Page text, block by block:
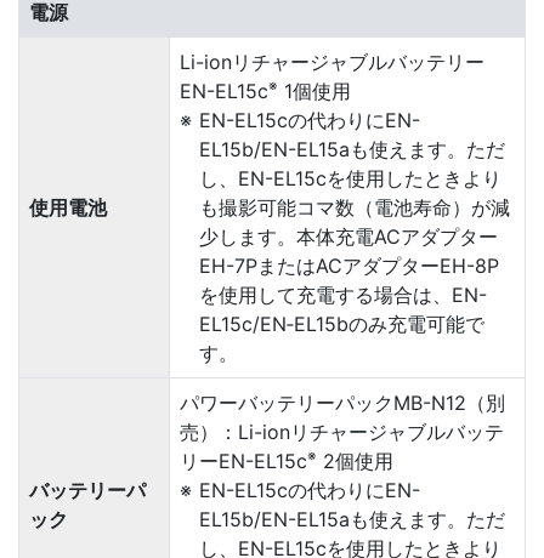
電源
使用電池
Li-ionリチャージャブルバッテリー
EN-EL15c※ 1個使用
EN-EL15cの代わりにEN-
EL15b/EN-EL15aも使えます。ただ
し、EN-EL15cを使用したときより
も撮影可能コマ数（電池寿命）が減
少します。本体充電ACアダプター
EH-7PまたはACアダプターEH-8P
を使用して充電する場合は、EN-
EL15c/EN‑EL15bのみ充電可能で
す。
バッテリーパ
ック
パワーバッテリーパックMB-N12（別
売）：Li-ionリチャージャブルバッテ
リーEN-EL15c※ 2個使用
EN-EL15cの代わりにEN-
EL15b/EN-EL15aも使えます。ただ
し、EN-EL15cを使用したときより